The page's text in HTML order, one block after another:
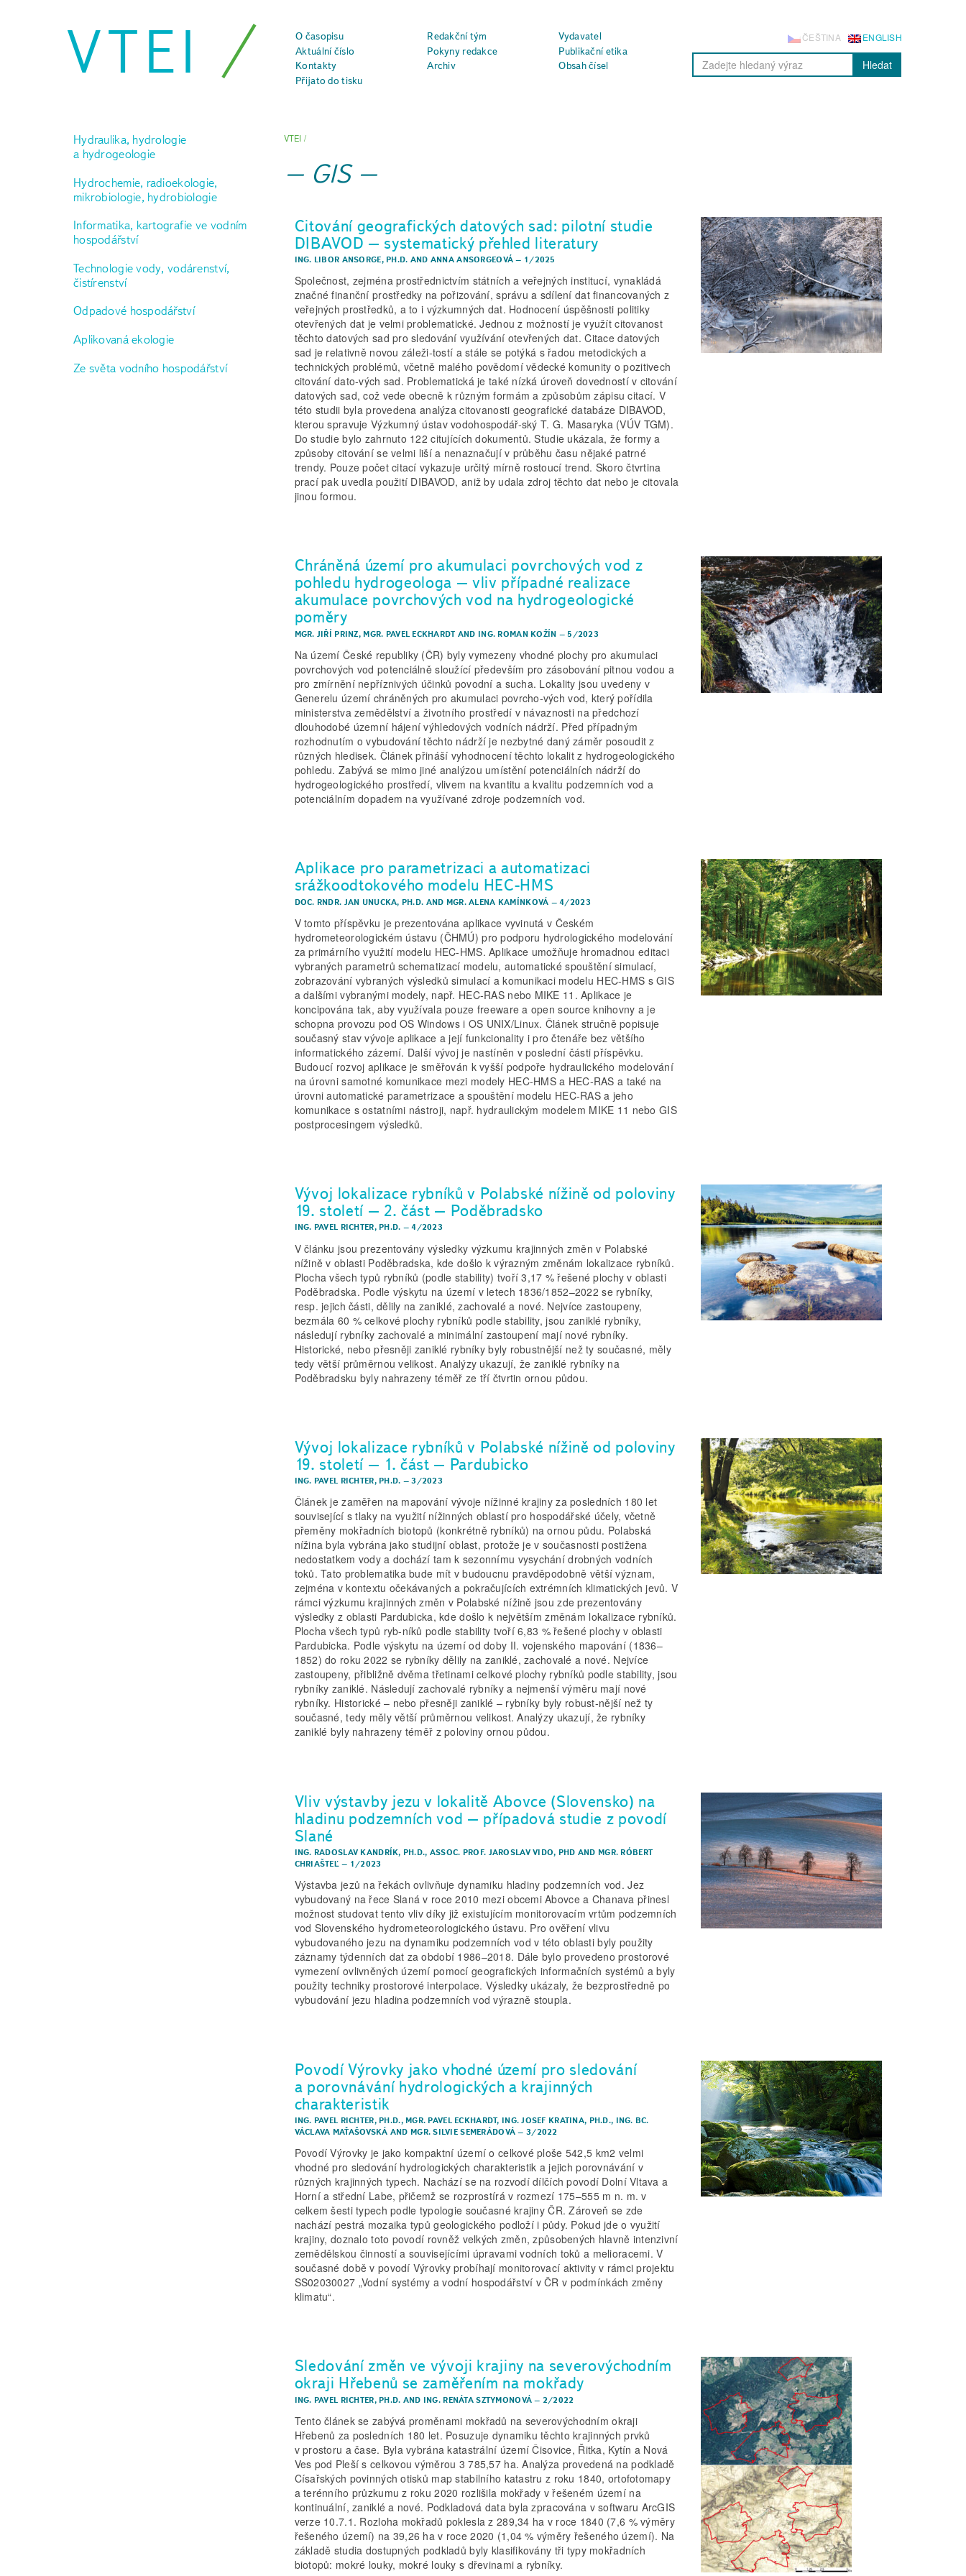
VTEI O časopisu Redakční tým
Vydavatel
Aktuální číslo
Pokyny redakce
Publikační etika
Kontakty
Archiv
Obsah čísel
Přijato do tisku
ENGLISH
ČEŠTINA
Hledat
Hydraulika, hydrologie
a hydrogeologie
Hydrochemie, radioekologie,
mikrobiologie, hydrobiologie
Informatika, kartografie ve vodním
hospodářství
Technologie vody, vodárenství,
čistírenství
Odpadové hospodářství
Aplikovaná ekologie
Ze světa vodního hospodářství
VTEI /
GIS
Citování geografických datových sad: pilotní studie
DIBAVOD – systematický přehled literatury
ING. LIBOR ANSORGE, PH.D. AND ANNA ANSORGEOVÁ – 1/2025
Společnost, zejména prostřednictvím státních a veřejných institucí, vynakládá
značné finanční prostředky na pořizování, správu a sdílení dat financovaných z
veřejných prostředků, a to i výzkumných dat. Hodnocení úspěšnosti politiky
otevřených dat je velmi problematické. Jednou z možností je využít citovanost
těchto datových sad pro sledování využívání otevřených dat. Citace datových
sad je relativně novou záleži-tostí a stále se potýká s řadou metodických a
technických problémů, včetně malého povědomí vědecké komunity o pozitivech
citování dato-vých sad. Problematická je také nízká úroveň dovedností v citování
datových sad, což vede obecně k různým formám a způsobům zápisu citací. V
této studii byla provedena analýza citovanosti geografické databáze DIBAVOD,
kterou spravuje Výzkumný ústav vodohospodář-ský T. G. Masaryka (VÚV TGM).
Do studie bylo zahrnuto 122 citujících dokumentů. Studie ukázala, že formy a
způsoby citování se velmi liší a nenaznačují v průběhu času nějaké patrné
trendy. Pouze počet citací vykazuje určitý mírně rostoucí trend. Skoro čtvrtina
prací pak uvedla použití DIBAVOD, aniž by udala zdroj těchto dat nebo je citovala
jinou formou.
Chráněná území pro akumulaci povrchových vod z
pohledu hydrogeologa – vliv případné realizace
akumulace povrchových vod na hydrogeologické
poměry
MGR. JIŘÍ PRINZ, MGR. PAVEL ECKHARDTAND ING. ROMAN KOŽÍN –5/2023
Na území České republiky (ČR) byly vymezeny vhodné plochy pro akumulaci
povrchových vod potenciálně sloužící především pro zásobování pitnou vodou a
pro zmírnění nepříznivých účinků povodní a sucha. Lokality jsou uvedeny v
Generelu území chráněných pro akumulaci povrcho-vých vod, který pořídila
ministerstva zemědělství a životního prostředí v návaznosti na předchozí
dlouhodobé územní hájení výhledových vodních nádrží. Před případným
rozhodnutím o vybudování těchto nádrží je nezbytné daný záměr posoudit z
různých hledisek. Článek přináší vyhodnocení těchto lokalit z hydrogeologického
pohledu. Zabývá se mimo jiné analýzou umístění potenciálních nádrží do
hydrogeologického prostředí, vlivem na kvantitu a kvalitu podzemních vod a
potenciálním dopadem na využívané zdroje podzemních vod.
Aplikace pro parametrizaci a automatizaci
srážkoodtokového modelu HEC-HMS
DOC. RNDR. JAN UNUCKA, PH.D. AND MGR. ALENA KAMÍNKOVÁ –4/2023
V tomto příspěvku je prezentována aplikace vyvinutá v Českém
hydrometeorologickém ústavu (ČHMÚ) pro podporu hydrologického modelování
za primárního využití modelu HEC-HMS. Aplikace umožňuje hromadnou editaci
vybraných parametrů schematizací modelu, automatické spouštění simulací,
zobrazování vybraných výsledků simulací a komunikaci modelu HEC-HMS s GIS
a dalšími vybranými modely, např. HEC-RAS nebo MIKE 11. Aplikace je
koncipována tak, aby využívala pouze freeware a open source knihovny a je
schopna provozu pod OS Windows i OS UNIX/Linux. Článek stručně popisuje
současný stav vývoje aplikace a její funkcionality i pro čtenáře bez většího
informatického zázemí. Další vývoj je nastíněn v poslední části příspěvku.
Budoucí rozvoj aplikace je směřován k vyšší podpoře hydraulického modelování
na úrovni samotné komunikace mezi modely HEC-HMS a HEC-RAS a také na
úrovni automatické parametrizace a spouštění modelu HEC-RAS a jeho
komunikace s ostatními nástroji, např. hydraulickým modelem MIKE 11 nebo GIS
postprocesingem výsledků.
Vývoj lokalizace rybníků v Polabské nížině od poloviny
19. století – 2. část – Poděbradsko
ING. PAVEL RICHTER, PH.D. –4/2023
V článku jsou prezentovány výsledky výzkumu krajinných změn v Polabské
nížině v oblasti Poděbradska, kde došlo k výrazným změnám lokalizace rybníků.
Plocha všech typů rybníků (podle stability) tvoří 3,17 % řešené plochy v oblasti
Poděbradska. Podle výskytu na území v letech 1836/1852–2022 se rybníky,
resp. jejich části, dělily na zaniklé, zachovalé a nové. Nejvíce zastoupeny,
bezmála 60 % celkové plochy rybníků podle stability, jsou zaniklé rybníky,
následují rybníky zachovalé a minimální zastoupení mají nové rybníky.
Historické, nebo přesněji zaniklé rybníky byly robustnější než ty současné, měly
tedy větší průměrnou velikost. Analýzy ukazují, že zaniklé rybníky na
Poděbradsku byly nahrazeny téměř ze tří čtvrtin ornou půdou.
Vývoj lokalizace rybníků v Polabské nížině od poloviny
19. století – 1. část – Pardubicko
ING. PAVEL RICHTER, PH.D. –3/2023
Článek je zaměřen na mapování vývoje nížinné krajiny za posledních 180 let
související s tlaky na využití nížinných oblastí pro hospodářské účely, včetně
přeměny mokřadních biotopů (konkrétně rybníků) na ornou půdu. Polabská
nížina byla vybrána jako studijní oblast, protože je v současnosti postižena
nedostatkem vody a dochází tam k sezonnímu vysychání drobných vodních
toků. Tato problematika bude mít v budoucnu pravděpodobně větší význam,
zejména v kontextu očekávaných a pokračujících extrémních klimatických jevů. V
rámci výzkumu krajinných změn v Polabské nížině jsou zde prezentovány
výsledky z oblasti Pardubicka, kde došlo k největším změnám lokalizace rybníků.
Plocha všech typů ryb-níků podle stability tvoří 6,83 % řešené plochy v oblasti
Pardubicka. Podle výskytu na území od doby II. vojenského mapování (1836–
1852) do roku 2022 se rybníky dělily na zaniklé, zachovalé a nové. Nejvíce
zastoupeny, přibližně dvěma třetinami celkové plochy rybníků podle stability, jsou
rybníky zaniklé. Následují zachovalé rybníky a nejmenší výměru mají nové
rybníky. Historické – nebo přesněji zaniklé – rybníky byly robust-nější než ty
současné, tedy měly větší průměrnou velikost. Analýzy ukazují, že rybníky
zaniklé byly nahrazeny téměř z poloviny ornou půdou.
Vliv výstavby jezu v lokalitě Abovce (Slovensko) na
hladinu podzemních vod – případová studie z povodí
Slané
ING. RADOSLAV KANDRÍK, PH.D., ASSOC. PROF. JAROSLAV VIDO, PHD AND MGR. RÓBERT
CHRIAŠTEĽ – 1/2023
Výstavba jezů na řekách ovlivňuje dynamiku hladiny podzemních vod. Jez
vybudovaný na řece Slaná v roce 2010 mezi obcemi Abovce a Chanava přinesl
možnost studovat tento vliv díky již existujícím monitorovacím vrtům podzemních
vod Slovenského hydrometeorologického ústavu. Pro ověření vlivu
vybudovaného jezu na dynamiku podzemních vod v této oblasti byly použity
záznamy týdenních dat za období 1986–2018. Dále bylo provedeno prostorové
vymezení ovlivněných území pomocí geografických informačních systémů a byly
použity techniky prostorové interpolace. Výsledky ukázaly, že bezprostředně po
vybudování jezu hladina podzemních vod výrazně stoupla.
Povodí Výrovky jako vhodné území pro sledování
a porovnávání hydrologických a krajinných
charakteristik
ING. PAVEL RICHTER, PH.D., MGR. PAVEL ECKHARDT, ING. JOSEF KRATINA, PH.D., ING. BC.
VÁCLAVA MAŤAŠOVSKÁ AND MGR. SILVIE SEMERÁDOVÁ – 3/2022
Povodí Výrovky je jako kompaktní území o celkové ploše 542,5 km2 velmi
vhodné pro sledování hydrologických charakteristik a jejich porovnávání v
různých krajinných typech. Nachází se na rozvodí dílčích povodí Dolní Vltava a
Horní a střední Labe, přičemž se rozprostírá v rozmezí 175–555 m n. m. v
celkem šesti typech podle typologie současné krajiny ČR. Zároveň se zde
nachází pestrá mozaika typů geologického podloží i půdy. Pokud jde o využití
krajiny, doznalo toto povodí rovněž velkých změn, způsobených hlavně intenzivní
zemědělskou činností a souvisejícími úpravami vodních toků a melioracemi. V
současné době v povodí Výrovky probíhají monitorovací aktivity v rámci projektu
SS02030027 „Vodní systémy a vodní hospodářství v ČR v podmínkách změny
klimatu“.
Sledování změn ve vývoji krajiny na severovýchodním
okraji Hřebenů se zaměřením na mokřady
ING. PAVEL RICHTER, PH.D. AND ING. RENÁTA SZTYMONOVÁ – 2/2022
Tento článek se zabývá proměnami mokřadů na severovýchodním okraji
Hřebenů za posledních 180 let. Posuzuje dynamiku těchto krajinných prvků
v prostoru a čase. Byla vybrána katastrální území Čisovice, Řitka, Kytín a Nová
Ves pod Pleší s celkovou výměrou 3 785,57 ha. Analýza provedená na podkladě
Císařských povinných otisků map stabilního katastru z roku 1840, ortofotomapy
a terénního průzkumu z roku 2020 rozlišila mokřady v řešeném území na
kontinuální, zaniklé a nové. Podkladová data byla zpracována v softwaru ArcGIS
verze 10.7.1. Rozloha mokřadů poklesla z 289,34 ha v roce 1840 (7,6 % výměry
řešeného území) na 39,26 ha v roce 2020 (1,04 % výměry řešeného území). Na
základě studia dostupných podkladů byly klasifikovány tři typy mokřadních
biotopů: mokré louky, mokré louky s dřevinami a rybníky.